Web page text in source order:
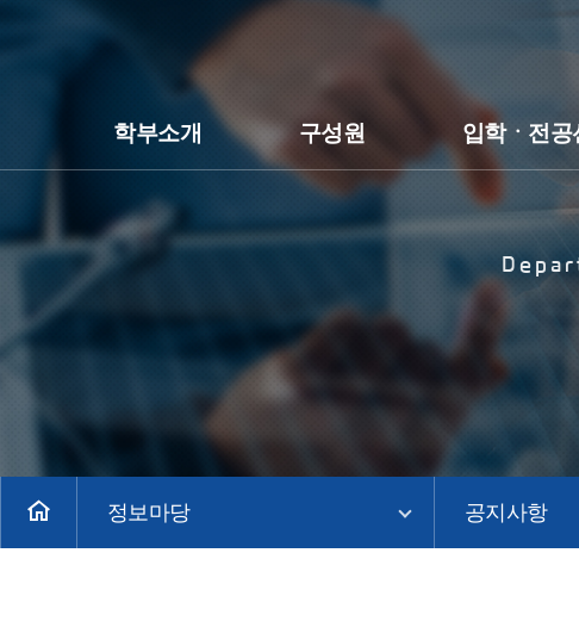
학부소개 구성원 입학ㆍ전공
정보마당 공지사항